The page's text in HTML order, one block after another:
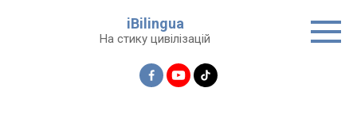
iBilingua
На стику цивілізацій